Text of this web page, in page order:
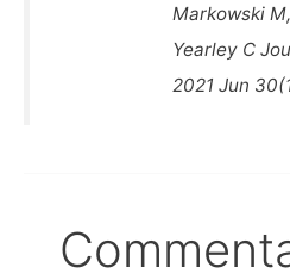
Markowski
Yearley C
2021 Jun